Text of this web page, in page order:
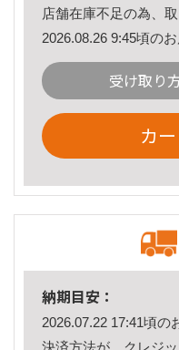
店舗在庫不足の為、
2026.08.26 9:45頃の
受け取り
カ
納期目安：
2026.07.22 17:41頃の
決済方法が、クレジ